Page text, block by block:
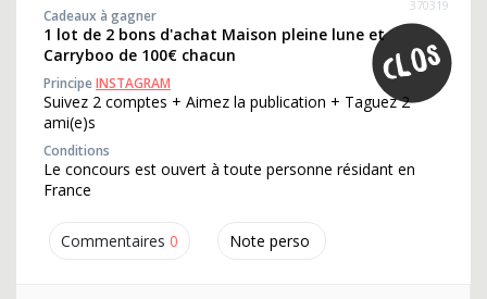
Commentaires 0 Note perso
370319
Cadeaux à gagner
1 lot de 2 bons d'achat Maison pleine lune et
Carryboo de 100€ chacun
PrincipeINSTAGRAM
Suivez 2 comptes + Aimez la publication + Taguez 2
ami(e)s
Conditions
Le concours est ouvert à toute personne résidant en
France